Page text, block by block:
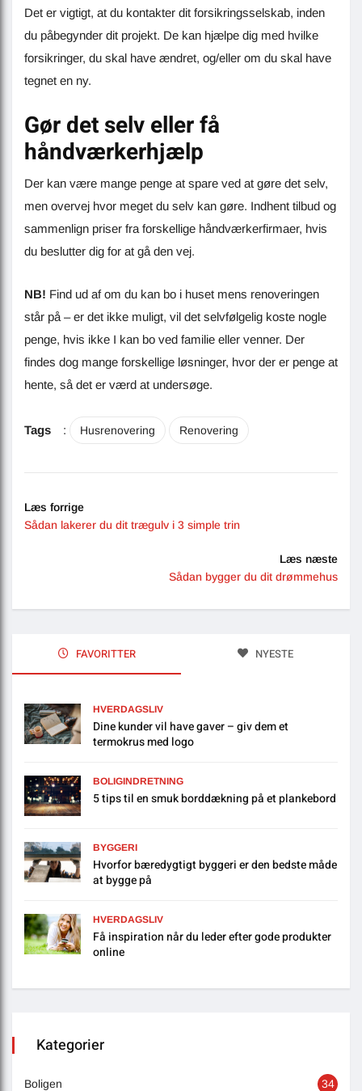
Det er vigtigt, at du kontakter dit forsikringsselskab, inden
du påbegynder dit projekt. De kan hjælpe dig med hvilke
forsikringer, du skal have ændret, og/eller om du skal have
tegnet en ny.
Gør det selv eller få
håndværkerhjælp
Der kan være mange penge at spare ved at gøre det selv,
men overvej hvor meget du selv kan gøre. Indhent tilbud og
sammenlign priser fra forskellige håndværkerfirmaer, hvis
du beslutter dig for at gå den vej.
NB! Find ud af om du kan bo i huset mens renoveringen
står på – er det ikke muligt, vil det selvfølgelig koste nogle
penge, hvis ikke I kan bo ved familie eller venner. Der
findes dog mange forskellige løsninger, hvor der er penge at
hente, så det er værd at undersøge.
Tags : Husrenovering Renovering
Læs forrige
Sådan lakerer du dit trægulv i 3 simple trin
Læs næste
Sådan bygger du dit drømmehus
FAVORITTER NYESTE
HVERDAGSLIV
Dine kunder vil have gaver – giv dem et
termokrus med logo
BOLIGINDRETNING
5 tips til en smuk borddækning på et plankebord
BYGGERI
Hvorfor bæredygtigt byggeri er den bedste måde
at bygge på
HVERDAGSLIV
Få inspiration når du leder efter gode produkter
online
Kategorier
Boligen 34